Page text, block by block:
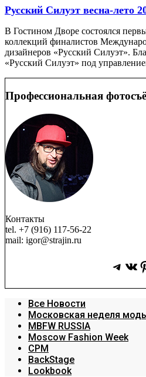
Русский Силуэт весна-лето
В Гостином Дворе состоялся
коллекций финалистов
дизайнеров «Русский Силуэт».
«Русский Силуэт» под
Профессиональная
Контакты
tel. +7 (916) 117-56-22
mail: igor@strajin.ru
Все Новости
Московская неделя
MBFW RUSSIA
Moscow Fashion Week
CPM
BackStage
Lookbook